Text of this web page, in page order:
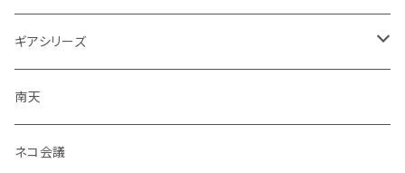
・恐竜
・のりもの
・彩花
ギアシリーズ
大皿
中皿
南天
ネコ会議